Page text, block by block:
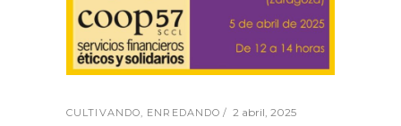
CULTIVANDO ENREDANDO 2 abril, 2025